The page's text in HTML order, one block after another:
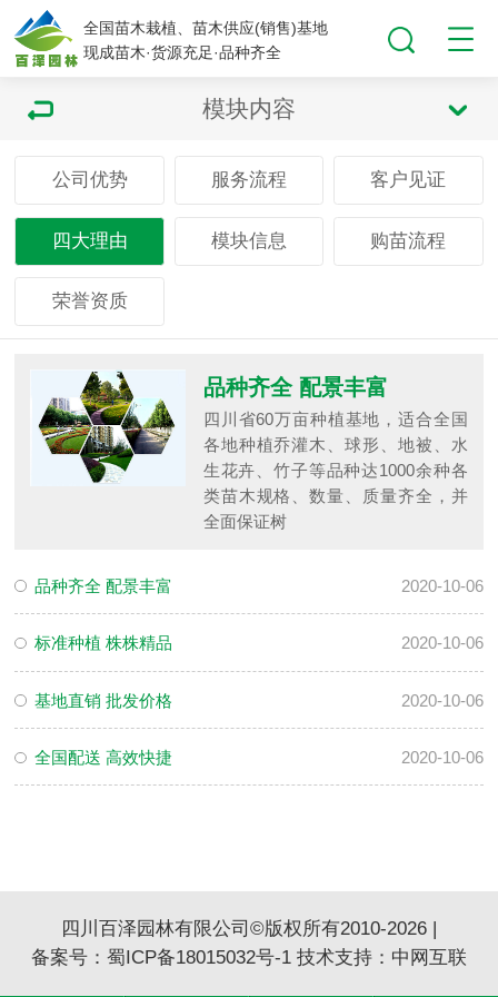
全国苗木栽植、苗木供应(销售)基地
现成苗木·货源充足·品种齐全
模块内容
公司优势 服务流程 客户见证
四大理由 模块信息 购苗流程
荣誉资质
品种齐全 配景丰富
四川省60万亩种植基地，适合全国
各地种植乔灌木、球形、地被、水
生花卉、竹子等品种达1000余种各
类苗木规格、数量、质量齐全，并
全面保证树
品种齐全 配景丰富 2020-10-06
标准种植 株株精品 2020-10-06
基地直销 批发价格 2020-10-06
全国配送 高效快捷 2020-10-06
四川百泽园林有限公司©版权所有2010-2026 |
备案号： 蜀ICP备18015032号-1 技术支持： 中网互联